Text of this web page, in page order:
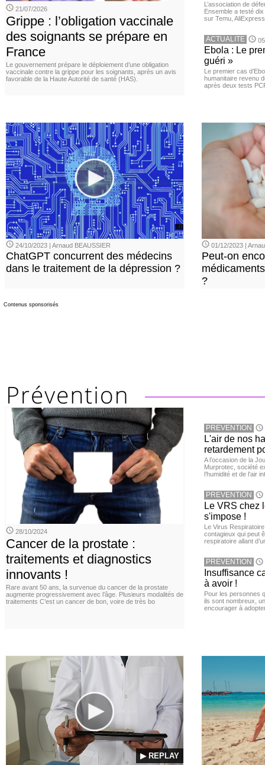
21/07/2026
Grippe : l’obligation vaccinale
des soignants se prépare en
France
Le gouvernement prépare le déploiement d’une obligation
vaccinale contre la grippe pour les soignants, après un avis
favorable de la Haute Autorité de santé (HAS).
L’association de
Ensemble a testé
sur Temu,
ACTUALITE
Ebola : Le
guéri »
Le premier cas
humanitaire revenu
après deux tests
24/10/2023 | Arnaud BEAUSSIER
ChatGPT concurrent des médecins
dans le traitement de la dépression ?
01/12/2023 |
Peut-on
?
Contenus sponsorisés
28/10/2024
Cancer de la prostate :
traitements et diagnostics
innovants !
Rare avant 50 ans, la survenue du cancer de la prostate
augmente progressivement avec l’âge. Plusieurs modalités de
traitements C’est un cancer de bon, voire de très bo
PREVENTION
L'air de nos
retardement
A l’occasion de la
Murprotec, société
l’humidité et de l’air
PREVENTION
Le VRS chez
s'impose !
Le Virus
contagieux qui peut
respiratoire allant
PREVENTION
Insuffisance
à avoir !
Pour les personnes
ils sont nombreux,
encourager à
▶ REPLAY